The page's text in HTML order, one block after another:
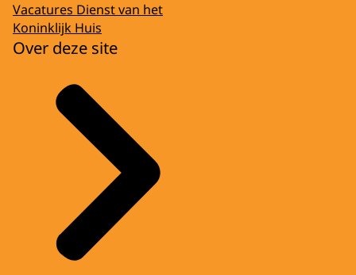
Vacatures Dienst van het
Koninklijk Huis
Over deze site